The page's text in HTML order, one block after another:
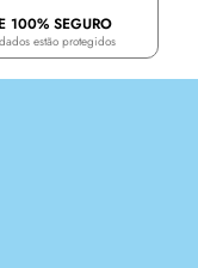
100% SEGURO
estão protegidos